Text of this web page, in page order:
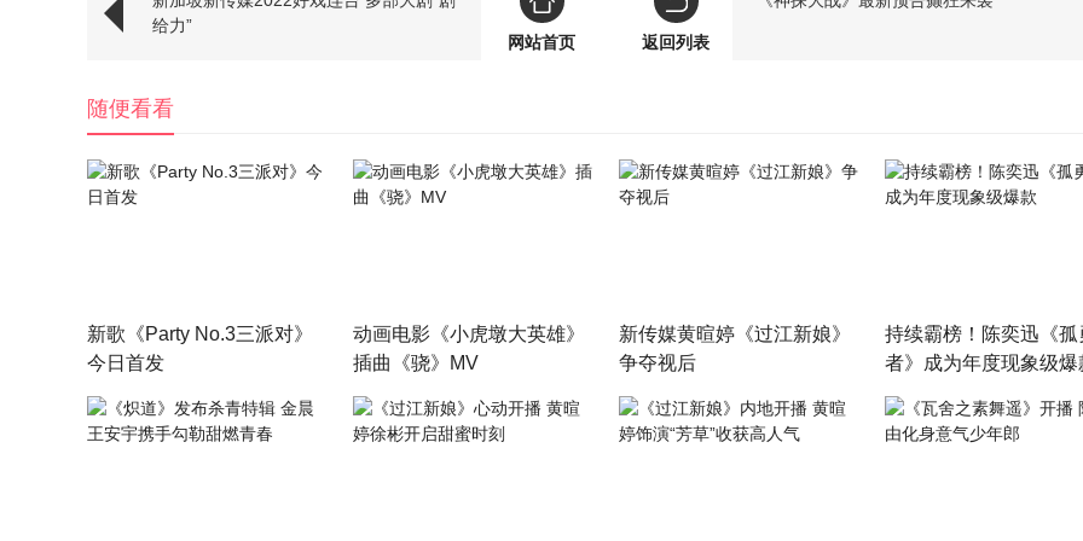
给力”
网站首页 返回列表
随便看看
新歌《Party No.3三派对》
今日首发
动画电影《小虎墩大英雄》
插曲《骁》MV
新传媒黄暄婷《过江新娘》
争夺视后
持续霸榜！陈奕迅《孤
者》成为年度现象级爆